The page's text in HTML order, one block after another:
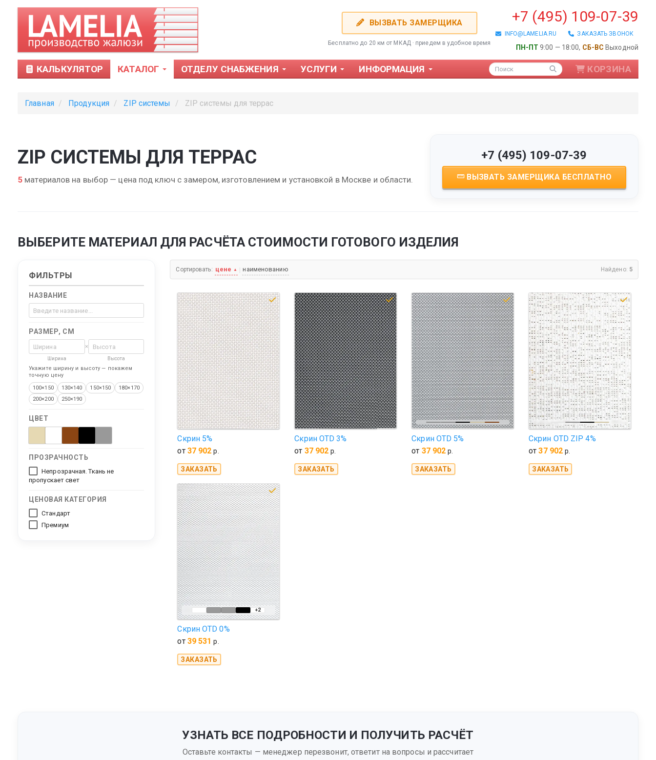
ВЫЗВАТЬ ЗАМЕРЩИКА
Бесплатно до 20 км от МКАД · приедем в удобное время
+7 (495) 109-07-39
INFO@LAMELIA.RU ЗАКАЗАТЬ ЗВОНОК
ПН-ПТ 9:00 — 18:00, СБ-ВС Выходной
КАЛЬКУЛЯТОР КАТАЛОГ
Тканевые Фотожалюзи Пластиковые / Алюминиевые
Мультифактура
ОТДЕЛУ СНАБЖЕНИЯ УСЛУГИ ИНФОРМАЦИЯ Поиск КОРЗИНА
Главная Продукция ZIP системы ZIP системы для террас
ZIP СИСТЕМЫ ДЛЯ ТЕРРАС
5 материалов на выбор — цена под ключ с замером, изготовлением и установкой в Москве и области.
+7 (495) 109-07-39
ВЫЗВАТЬ ЗАМЕРЩИКА БЕСПЛАТНО
ВЫБЕРИТЕ МАТЕРИАЛ ДЛЯ РАСЧЁТА СТОИМОСТИ ГОТОВОГО ИЗДЕЛИЯ
ФИЛЬТРЫ
НАЗВАНИЕ
РАЗМЕР, СМ
Ширина
×
Высота
Укажите ширину и высоту — покажем
точную цену
100×150
130×140 150×150
180×170
200×200
250×190
ЦВЕТ
ПРОЗРАЧНОСТЬ
Непрозрачная. Ткань не
пропускает свет
ЦЕНОВАЯ КАТЕГОРИЯ
Стандарт
Премиум
Сортировать: цене ▲ | наименованию Найдено: 5
Скрин 5%
от 37 902р.
ЗАКАЗАТЬ
Скрин OTD 3%
от 37 902р.
ЗАКАЗАТЬ
Скрин OTD 5%
от 37 902р.
ЗАКАЗАТЬ
Скрин OTD ZIP 4%
от37 902р.
ЗАКАЗАТЬ
+2
Скрин OTD 0%
от 39 531р.
ЗАКАЗАТЬ
УЗНАТЬ ВСЕ ПОДРОБНОСТИ И ПОЛУЧИТЬ РАСЧЁТ
Оставьте контакты — менеджер перезвонит, ответит на вопросы и рассчитает